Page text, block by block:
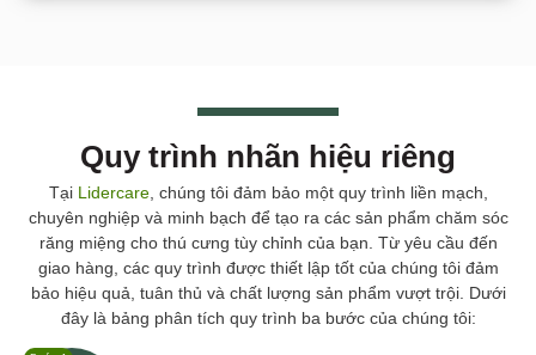
Quy trình nhãn hiệu riêng
Tại Lidercare, chúng tôi đảm bảo một quy trình liền mạch,
chuyên nghiệp và minh bạch để tạo ra các sản phẩm chăm sóc
răng miệng cho thú cưng tùy chỉnh của bạn. Từ yêu cầu đến
giao hàng, các quy trình được thiết lập tốt của chúng tôi đảm
bảo hiệu quả, tuân thủ và chất lượng sản phẩm vượt trội. Dưới
đây là bảng phân tích quy trình ba bước của chúng tôi: